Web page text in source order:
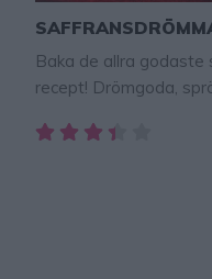
Baka de allra godaste
recept! Drömgoda,
doftar och smakar